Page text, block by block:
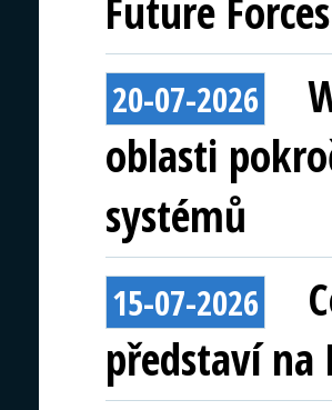
Future
20-07-2026
oblasti
systémů
15-07-2026
představí na